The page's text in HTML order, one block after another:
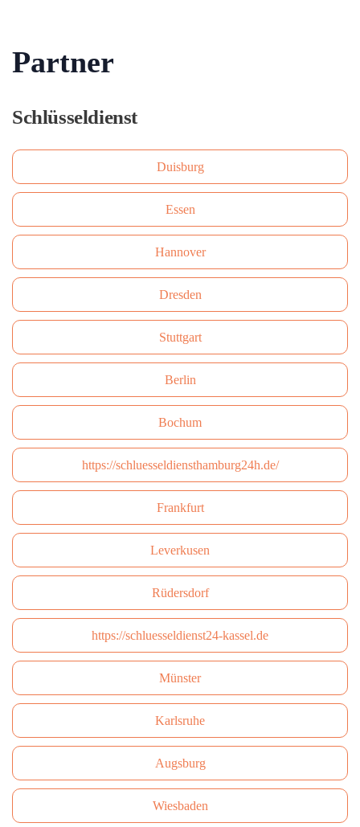
Partner
Schlüsseldienst
Duisburg
Essen
Hannover
Dresden
Stuttgart
Berlin
Bochum
https://schluesseldiensthamburg24h.de/
Frankfurt
Leverkusen
Rüdersdorf
https://schluesseldienst24-kassel.de
Münster
Karlsruhe
Augsburg
Wiesbaden